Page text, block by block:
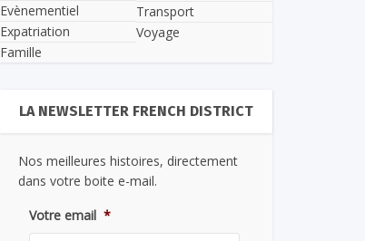
Evènementiel
Expatriation
Famille
Transport
Voyage
LA NEWSLETTER FRENCH DISTRICT
Nos meilleures histoires, directement
dans votre boite e-mail.
Votre email *